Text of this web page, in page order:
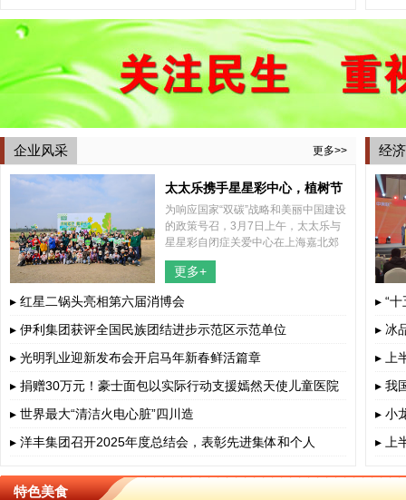
企业风采 更多>>
太太乐携手星星彩中心，植树节
共植希望之树
为响应国家“双碳”战略和美丽中国建设
的政策号召，3月7日上午，太太乐与
星星彩自闭症关爱中心在上海嘉北郊
野公园内共同举办了一场别开生面的
2025年植树节特别活动，结合了植树
更多+
▸ 红星二锅头亮相第六届消博会
▸ 伊利集团获评全国民族团结进步示范区示范单位
▸ 光明乳业迎新发布会开启马年新春鲜活篇章
▸ 捐赠30万元！豪士面包以实际行动支援嫣然天使儿童医院
▸ 世界最大“清洁火电心脏”四川造
▸ 洋丰集团召开2025年度总结会，表彰先进集体和个人
经
▸ “
▸ 冰
▸ 上
▸ 我
▸ 小
▸ 上
特色美食